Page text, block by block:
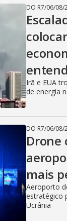
DO R7/06/08/
Irã e EUA
de energia
DO R7/06/08/
Drone
mais
Aeroporto
estratégico
Ucrânia